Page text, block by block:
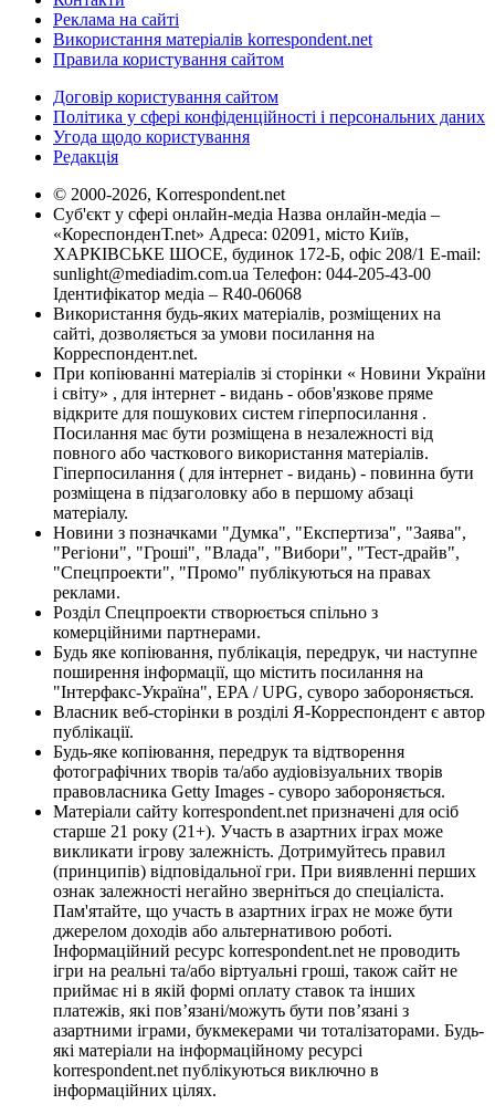
Реклама на сайті
Використання матеріалів korrespondent.net
Правила користування сайтом
Договір користування сайтом
Політика у сфері конфіденційності і персональних даних
Угода щодо користування
Редакція
© 2000-2026, Korrespondent.net
Суб'єкт у сфері онлайн-медіа Назва онлайн-медіа –
«КореспонденТ.net» Адреса: 02091, місто Київ,
ХАРКІВСЬКЕ ШОСЕ, будинок 172-Б, офіс 208/1 E-mail:
sunlight@mediadim.com.ua Телефон: 044-205-43-00
Ідентифікатор медіа – R40-06068
Використання будь-яких матеріалів, розміщених на
сайті, дозволяється за умови посилання на
Корреспондент.net.
При копіюванні матеріалів зі сторінки « Новини України
і світу» , для інтернет - видань - обов'язкове пряме
відкрите для пошукових систем гіперпосилання .
Посилання має бути розміщена в незалежності від
повного або часткового використання матеріалів.
Гіперпосилання ( для інтернет - видань) - повинна бути
розміщена в підзаголовку або в першому абзаці
матеріалу.
Новини з позначками "Думка", "Експертиза", "Заява",
"Регіони", "Гроші", "Влада", "Вибори", "Тест-драйв",
"Спецпроекти", "Промо" публікуються на правах
реклами.
Розділ Спецпроекти створюється спільно з
комерційними партнерами.
Будь яке копіювання, публікація, передрук, чи наступне
поширення інформації, що містить посилання на
"Інтерфакс-Україна", EPA / UPG, суворо забороняється.
Власник веб-сторінки в розділі Я-Корреспондент є автор
публікації.
Будь-яке копіювання, передрук та відтворення
фотографічних творів та/або аудіовізуальних творів
правовласника Getty Images - суворо забороняється.
Матеріали сайту korrespondent.net призначені для осіб
старше 21 року (21+). Участь в азартних іграх може
викликати ігрову залежність. Дотримуйтесь правил
(принципів) відповідальної гри. При виявленні перших
ознак залежності негайно зверніться до спеціаліста.
Пам'ятайте, що участь в азартних іграх не може бути
джерелом доходів або альтернативою роботі.
Інформаційний ресурс korrespondent.net не проводить
ігри на реальні та/або віртуальні гроші, також сайт не
приймає ні в якій формі оплату ставок та інших
платежів, які пов’язані/можуть бути пов’язані з
азартними іграми, букмекерами чи тоталізаторами. Будь-
які матеріали на інформаційному ресурсі
korrespondent.net публікуються виключно в
інформаційних цілях.